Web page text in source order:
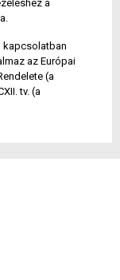
a
kapcsolatban
az Európai
(a
tv. (a